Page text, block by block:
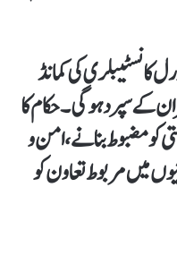
کی کمانڈ
کے سپرد ہوگی۔ حکام کا
کو مضبوط بنانے، امن و
میں مربوط تعاون کو